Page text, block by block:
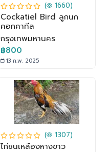
( 1660)
Cockatiel Bird ลูกนก
คอกคาทีล
กรุงเทพมหานคร
฿800
13 ก.พ. 2025
( 1307)
ไก่ชนเหลืองหางขาว